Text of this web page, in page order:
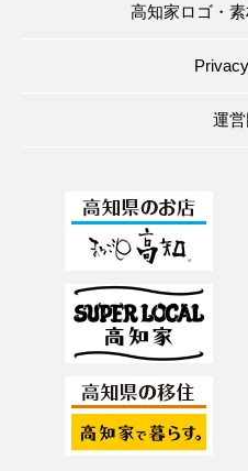
高知家ロゴ・
運